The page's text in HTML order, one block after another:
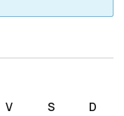
V S
D